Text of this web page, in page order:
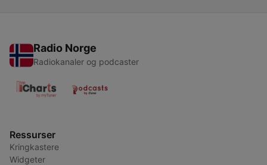
Radio Norge
Radiokanaler og podcaster
Ressurser
Kringkastere
Widgeter